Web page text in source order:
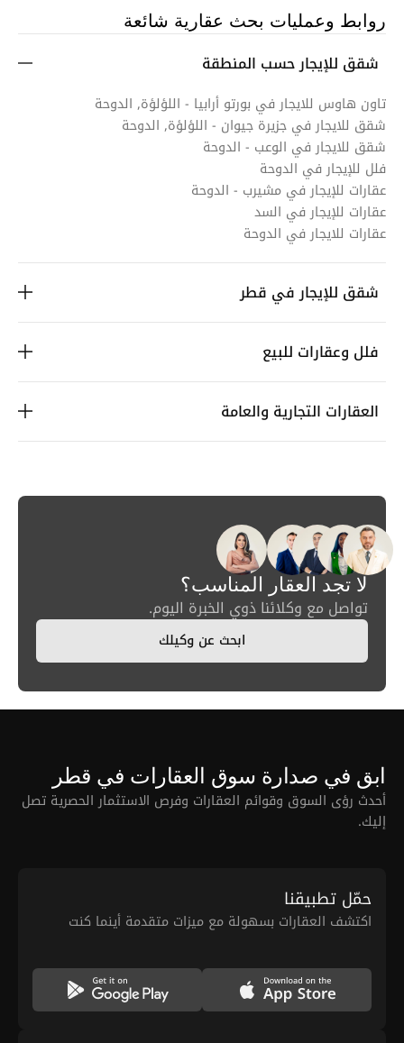
روابط وعمليات بحث عقارية شائعة
شقق للإيجار حسب المنطقة
تاون هاوس للايجار في بورتو أرابيا - اللؤلؤة, الدوحة
شقق للايجار في جزيرة جيوان - اللؤلؤة, الدوحة
شقق للايجار في الوعب - الدوحة
فلل للإيجار في الدوحة
عقارات للإيجار في مشيرب - الدوحة
عقارات للإيجار في السد
عقارات للايجار في الدوحة
شقق للإيجار في قطر
فلل وعقارات للبيع
العقارات التجارية والعامة
لا تجد العقار المناسب؟
تواصل مع وكلائنا ذوي الخبرة اليوم.
ابحث عن وكيلك
ابق في صدارة سوق العقارات في قطر
أحدث رؤى السوق وقوائم العقارات وفرص الاستثمار الحصرية تصل
إليك.
حمّل تطبيقنا
اكتشف العقارات بسهولة مع ميزات متقدمة أينما كنت